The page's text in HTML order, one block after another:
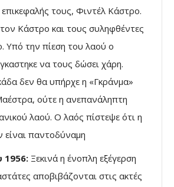
τους, Φιντέλ Κάστρο.
Κάστρο και τους συληφθέντες
Υπό την πίεση του λαού ο
να τους δώσει χάρη.
δεν θα υπήρχε η «Γκράνμα»
ούτε η ανεπανάληπτη
λαού. Ο λαός πίστεψε ότι η
είναι παντοδύναμη
1956: Ξεκινά η ένοπλη εξέγερση
αποβιβάζονται στις ακτές